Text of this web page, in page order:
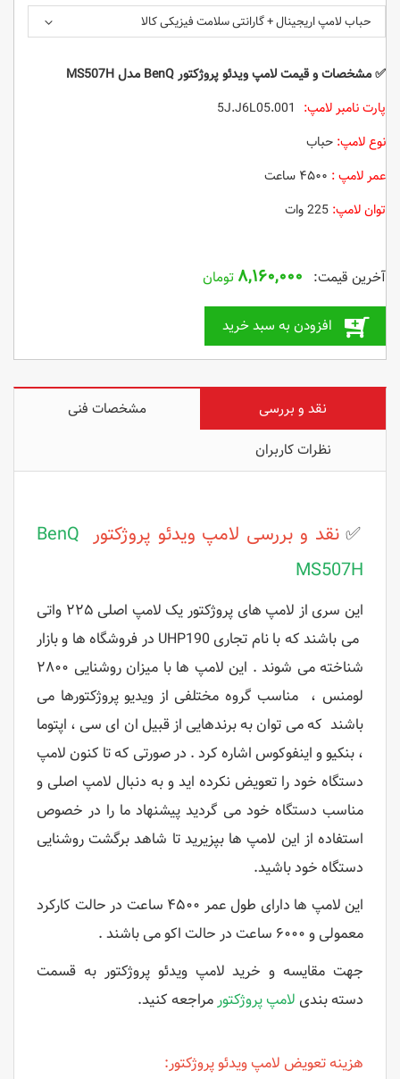
حباب لامپ اریجینال + گارانتی سلامت فیزیکی کالا
✅مشخصات و قیمت لامپ ویدئو پروژکتور BenQ مدل MS507H
پارت نامبر لامپ:
نوع لامپ: حباب
عمر لامپ : ۴۵۰۰ ساعت
توان لامپ:
۸,۱۶۰,۰۰۰ تومان
افزودن به سبد خرید
نقد و بررسی
مشخصات فنی
نظرات کاربران
✅نقد و بررسی لامپ ویدئو پروژکتور BenQ
MS507H
این سری از لامپ های پروژکتور یک لامپ اصلی ۲۲۵ واتی
می باشند که با نام تجاری UHP190 در فروشگاه ها و بازار
شناخته می شوند . این لامپ ها با میزان روشنایی ۲۸۰۰
لومنس ، مناسب گروه مختلفی از ویدیو پروژکتورها می
باشند که می توان به برندهایی از قبیل ان ای سی ، اپتوما
، بنکیو و اینفوکوس اشاره کرد . در صورتی که تا کنون لامپ
دستگاه خود را تعویض نکرده اید و به دنبال لامپ اصلی و
مناسب دستگاه خود می گردید پیشنهاد ما را در خصوص
استفاده از این لامپ ها بپزیرید تا شاهد برگشت روشنایی
دستگاه خود باشید.
این لامپ ها دارای طول عمر ۴۵۰۰ ساعت در حالت کارکرد
معمولی و ۶۰۰۰ ساعت در حالت اکو می باشند .
جهت مقایسه و خرید لامپ ویدئو پروژکتور به قسمت
دسته بندی لامپ پروژکتورمراجعه کنید.
هزینه تعویض لامپ ویدئو پروژکتور: